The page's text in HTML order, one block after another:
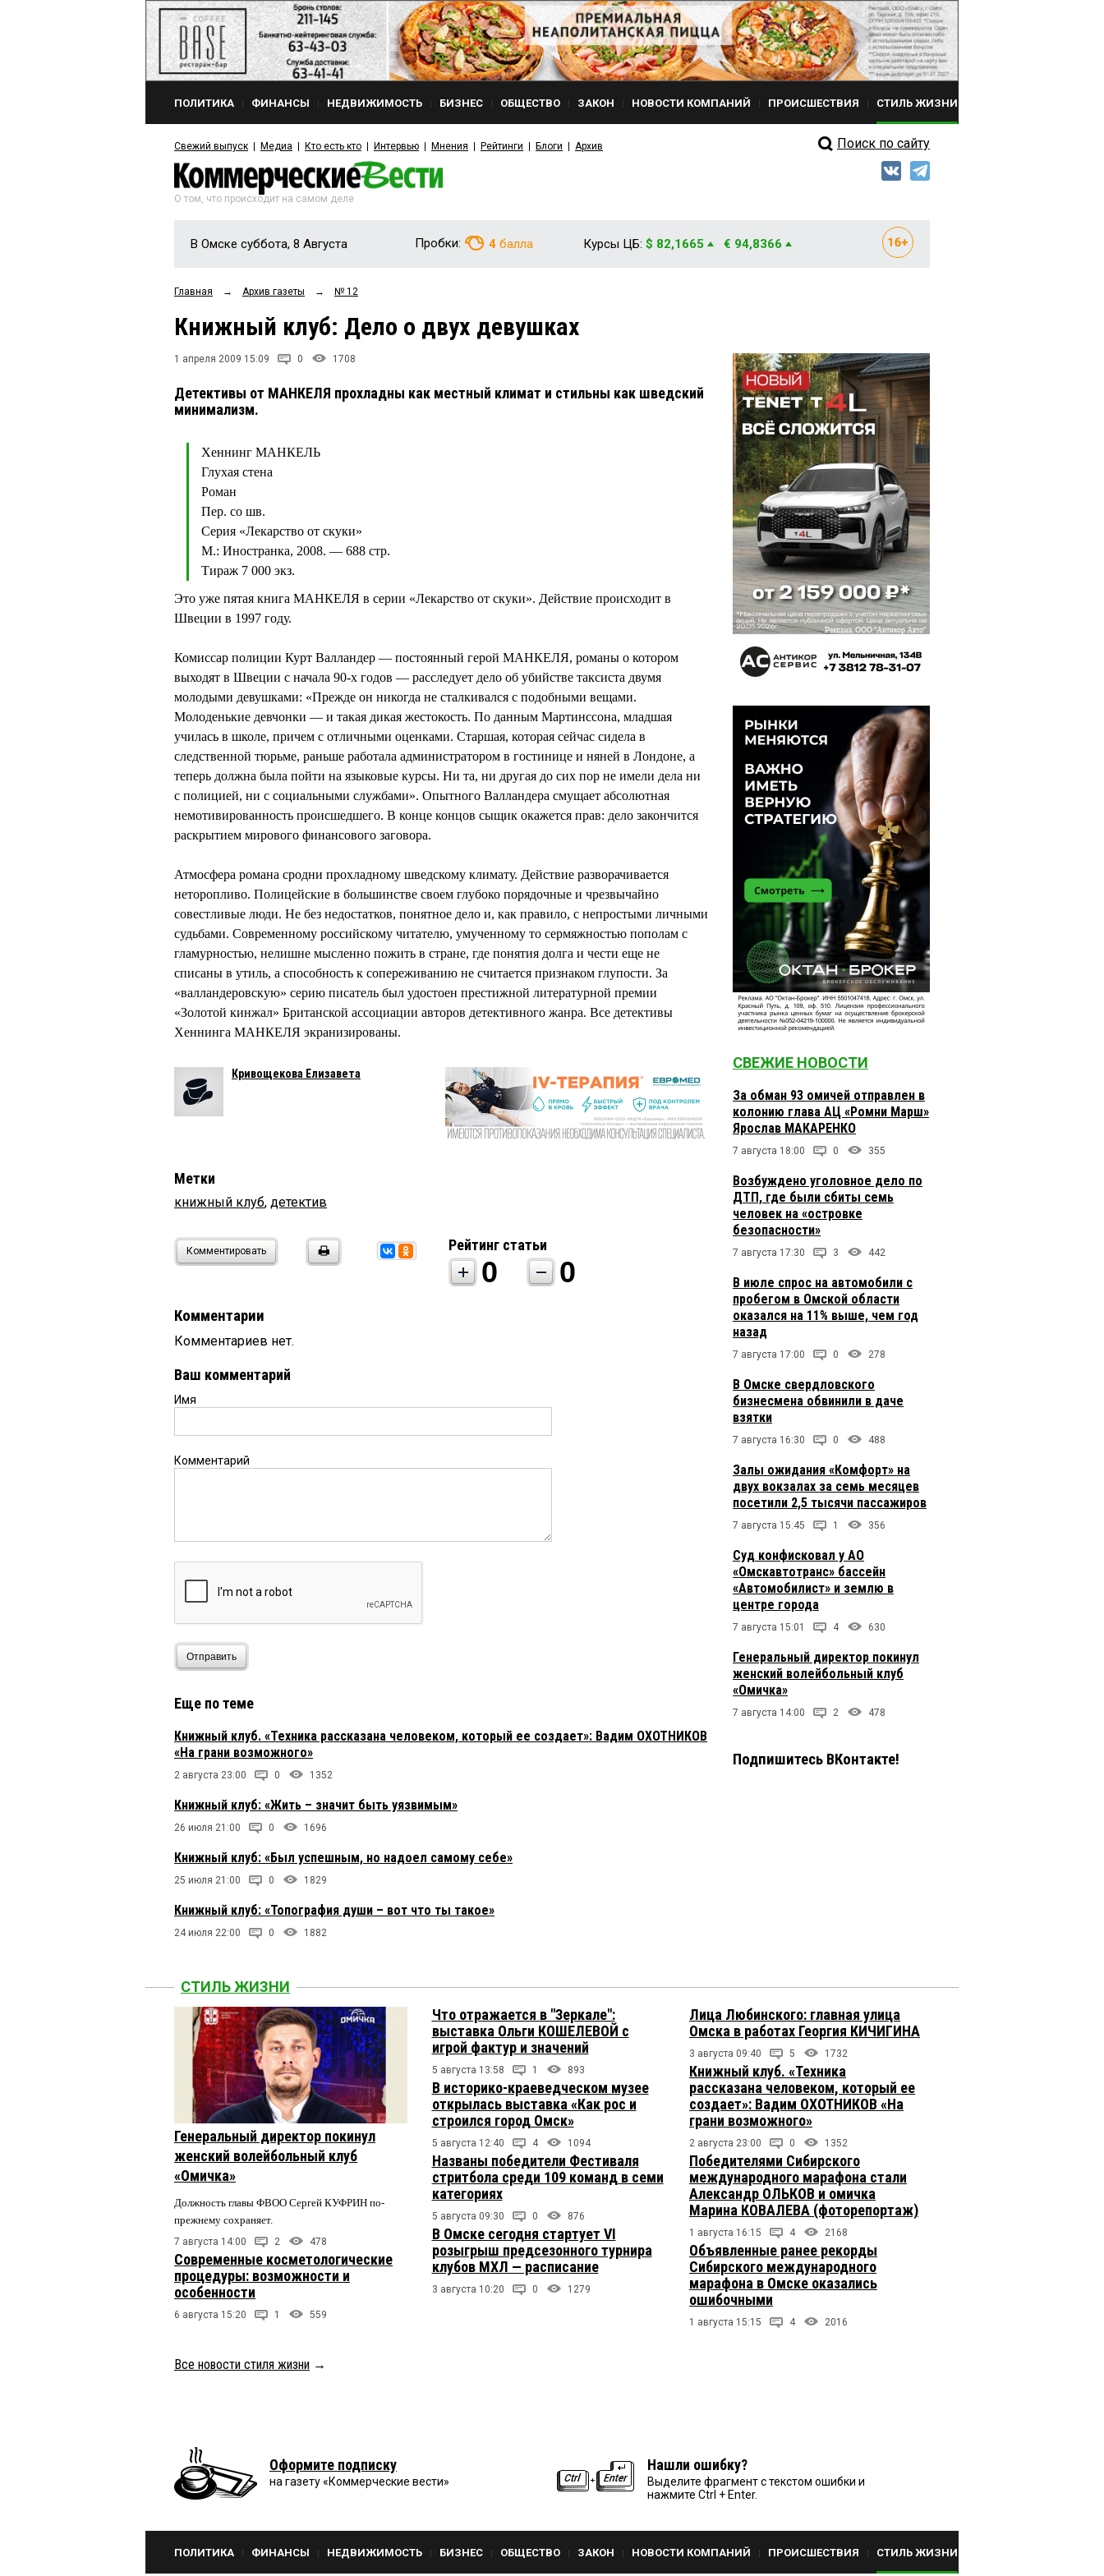
ПОЛИТИКА ФИНАНСЫ НЕДВИЖИМОСТЬ БИЗНЕС ОБЩЕСТВО ЗАКОН НОВОСТИ КОМПАНИЙ ПРОИСШЕСТВИЯ СТИЛЬ ЖИЗНИ
Свежий выпуск Медиа Кто есть кто Интервью Мнения Рейтинги Блоги Архив Поиск по сайту
О том, что происходит на самом деле
В Омске суббота, 8 Августа Пробки: 4 балла Курсы ЦБ: $ 82,1665 € 94,8366
Главная → Архив газеты → № 12
Книжный клуб: Дело о двух девушках
1 апреля 2009 15:09 0 1708
Детективы от МАНКЕЛЯ прохладны как местный климат и стильны как шведский
минимализм.
Хеннинг МАНКЕЛЬ
Глухая стена
Роман
Пер. со шв.
Серия «Лекарство от скуки»
М.: Иностранка, 2008. — 688 стр.
Тираж 7 000 экз.
Это уже пятая книга МАНКЕЛЯ в серии «Лекарство от скуки». Действие происходит в
Швеции в 1997 году.
Комиссар полиции Курт Валландер — постоянный герой МАНКЕЛЯ, романы о котором
выходят в Швеции с начала 90-х годов — расследует дело об убийстве таксиста двумя
молодыми девушками: «Прежде он никогда не сталкивался с подобными вещами.
Молоденькие девчонки — и такая дикая жестокость. По данным Мартинссона, младшая
училась в школе, причем с отличными оценками. Старшая, которая сейчас сидела в
следственной тюрьме, раньше работала администратором в гостинице и няней в Лондоне, а
теперь должна была пойти на языковые курсы. Ни та, ни другая до сих пор не имели дела ни
с полицией, ни с социальными службами». Опытного Валландера смущает абсолютная
немотивированность происшедшего. В конце концов сыщик окажется прав: дело закончится
раскрытием мирового финансового заговора.
Атмосфера романа сродни прохладному шведскому климату. Действие разворачивается
неторопливо. Полицейские в большинстве своем глубоко порядочные и чрезвычайно
совестливые люди. Не без недостатков, понятное дело и, как правило, с непростыми личными
судьбами. Современному российскому читателю, умученному то сермяжностью пополам с
гламурностью, нелишне мысленно пожить в стране, где понятия долга и чести еще не
списаны в утиль, а способность к сопереживанию не считается признаком глупости. За
«валландеровскую» серию писатель был удостоен престижной литературной премии
«Золотой кинжал» Британской ассоциации авторов детективного жанра. Все детективы
Хеннинга МАНКЕЛЯ экранизированы.
Кривощекова Елизавета
Метки
книжный клуб, детектив
Комментировать Рейтинг статьи
0 0
Комментарии
Комментариев нет.
Ваш комментарий
Имя
Комментарий
Отправить
Еще по теме
Книжный клуб. «Техника рассказана человеком, который ее создает»: Вадим ОХОТНИКОВ
«На грани возможного»
2 августа 23:00 0 1352
Книжный клуб: «Жить – значит быть уязвимым»
26 июля 21:00 0 1696
Книжный клуб: «Был успешным, но надоел самому себе»
25 июля 21:00 0 1829
Книжный клуб: «Топография души – вот что ты такое»
24 июля 22:00 0 1882
СВЕЖИЕ НОВОСТИ
За обман 93 омичей отправлен в
колонию глава АЦ «Ромни Марш»
Ярослав МАКАРЕНКО
7 августа 18:00 0 355
Возбуждено уголовное дело по
ДТП, где были сбиты семь
человек на «островке
безопасности»
7 августа 17:30 3 442
В июле спрос на автомобили с
пробегом в Омской области
оказался на 11% выше, чем год
назад
7 августа 17:00 0 278
В Омске свердловского
бизнесмена обвинили в даче
взятки
7 августа 16:30 0 488
Залы ожидания «Комфорт» на
двух вокзалах за семь месяцев
посетили 2,5 тысячи пассажиров
7 августа 15:45 1 356
Суд конфисковал у АО
«Омскавтотранс» бассейн
«Автомобилист» и землю в
центре города
7 августа 15:01 4 630
Генеральный директор покинул
женский волейбольный клуб
«Омичка»
7 августа 14:00 2 478
Подпишитесь ВКонтакте!
СТИЛЬ ЖИЗНИ
Генеральный директор покинул
женский волейбольный клуб
«Омичка»
Должность главы ФВОО Сергей КУФРИН по-
прежнему сохраняет.
7 августа 14:00 2 478
Современные косметологические
процедуры: возможности и
особенности
6 августа 15:20 1 559
Что отражается в "Зеркале":
выставка Ольги КОШЕЛЕВОЙ с
игрой фактур и значений
5 августа 13:58 1 893
В историко-краеведческом музее
открылась выставка «Как рос и
строился город Омск»
5 августа 12:40 4 1094
Названы победители Фестиваля
стритбола среди 109 команд в семи
категориях
5 августа 09:30 0 876
В Омске сегодня стартует VI
розыгрыш предсезонного турнира
клубов МХЛ — расписание
3 августа 10:20 0 1279
Лица Любинского: главная улица
Омска в работах Георгия КИЧИГИНА
3 августа 09:40 5 1732
Книжный клуб. «Техника
рассказана человеком, который ее
создает»: Вадим ОХОТНИКОВ «На
грани возможного»
2 августа 23:00 0 1352
Победителями Сибирского
международного марафона стали
Александр ОЛЬКОВ и омичка
Марина КОВАЛЕВА (фоторепортаж)
1 августа 16:15 4 2168
Объявленные ранее рекорды
Сибирского международного
марафона в Омске оказались
ошибочными
1 августа 15:15 4 2016
Все новости стиля жизни →
Оформите подписку
на газету «Коммерческие вести»
Нашли ошибку?
Выделите фрагмент с текстом ошибки и
нажмите Ctrl + Enter.
ПОЛИТИКА ФИНАНСЫ НЕДВИЖИМОСТЬ БИЗНЕС ОБЩЕСТВО ЗАКОН НОВОСТИ КОМПАНИЙ ПРОИСШЕСТВИЯ СТИЛЬ ЖИЗНИ